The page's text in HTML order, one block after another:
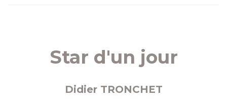
Star d'un jour
Didier TRONCHET